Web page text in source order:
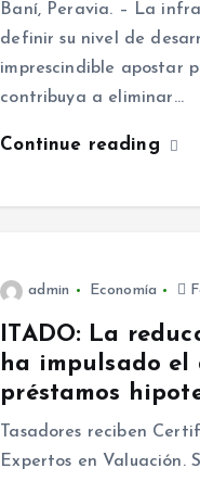
Baní, Peravia. – La
definir su nivel de
imprescindible apostar
contribuya a eliminar…
Continue reading
admin Economía
ITADO: La
ha impulsado el
préstamos
Tasadores reciben
Expertos en Valuación.